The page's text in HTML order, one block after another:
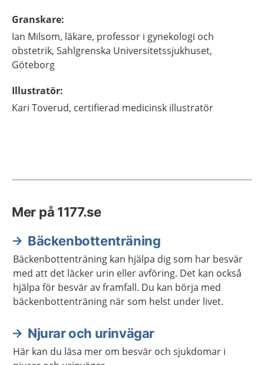
Granskare:
Ian Milsom, läkare, professor i gynekologi och
obstetrik, Sahlgrenska Universitetssjukhuset,
Göteborg
Illustratör:
Kari Toverud, certifierad medicinsk illustratör
Mer på 1177.se
Bäckenbottenträning
Bäckenbottenträning kan hjälpa dig som har besvär
med att det läcker urin eller avföring. Det kan också
hjälpa för besvär av framfall. Du kan börja med
bäckenbottenträning när som helst under livet.
Njurar och urinvägar
Här kan du läsa mer om besvär och sjukdomar i